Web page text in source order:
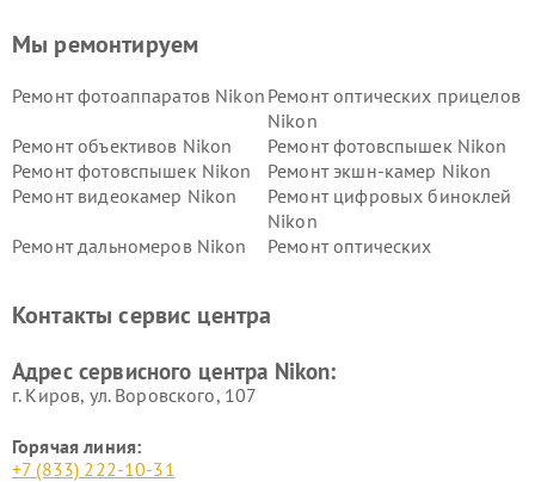
Мы ремонтируем
Ремонт фотоаппаратов Nikon Ремонт оптических прицелов
Nikon
Ремонт объективов Nikon
Ремонт фотовспышек Nikon
Ремонт фотовспышек Nikon
Ремонт экшн-камер Nikon
Ремонт видеокамер Nikon
Ремонт цифровых биноклей
Nikon
Ремонт дальномеров Nikon
Ремонт оптических
Контакты сервис центра
Адрес сервисного центра Nikon:
г. Киров, ул. Воровского, 107
Горячая линия:
+7 (833) 222-10-31